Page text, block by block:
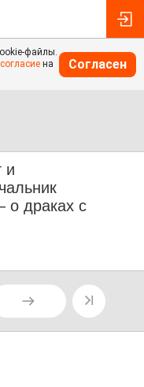
файлы.
согласие на
Согласен
и
о драках с